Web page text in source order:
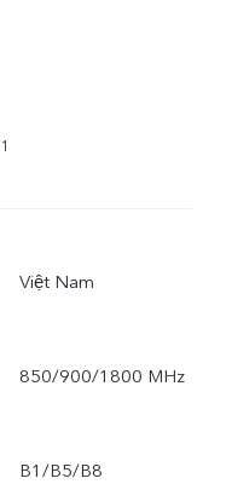
1
Việt Nam
850/900/1800 MHz
B1/B5/B8